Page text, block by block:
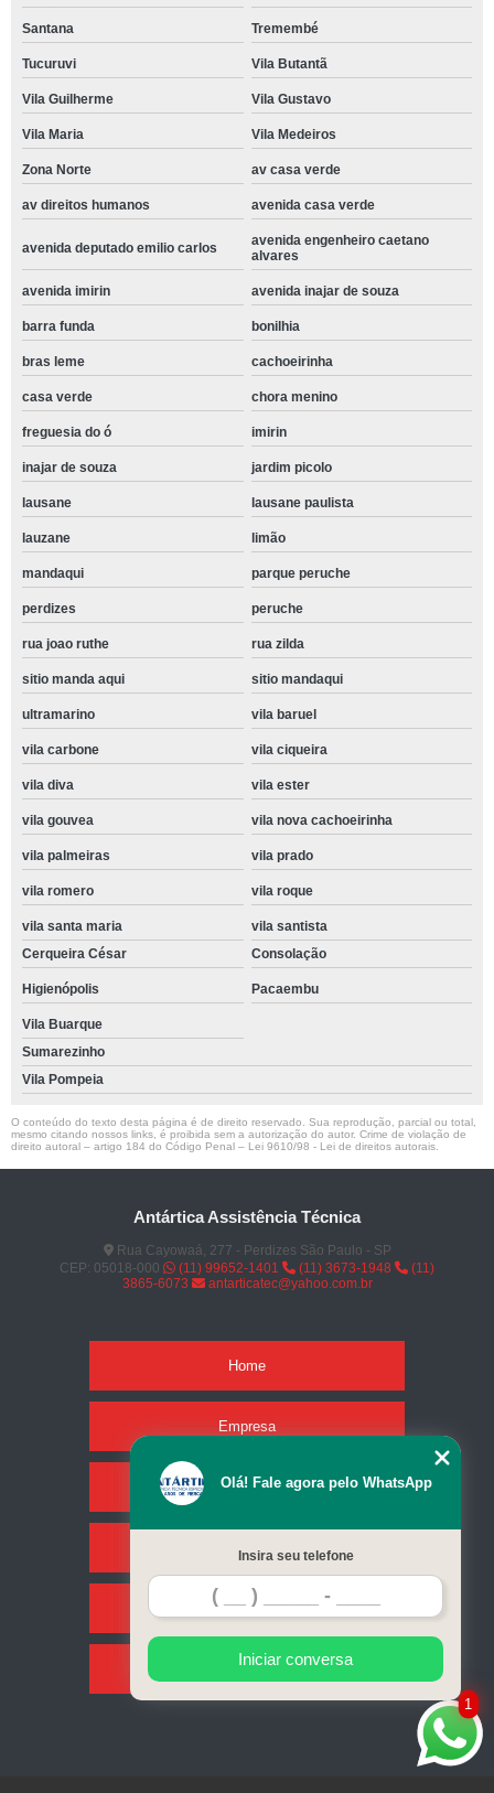
Santana Tremembé
Tucuruvi Vila Butantã
Vila Guilherme Vila Gustavo
Vila Maria Vila Medeiros
Zona Norte av casa verde
av direitos humanos avenida casa verde
avenida deputado emilio carlos
avenida engenheiro caetano
alvares
avenida imirin avenida inajar de souza
barra funda bonilhia
bras leme cachoeirinha
casa verde chora menino
freguesia do ó imirin
inajar de souza jardim picolo
lausane lausane paulista
lauzane limão
mandaqui parque peruche
perdizes peruche
rua joao ruthe rua zilda
sitio manda aqui sitio mandaqui
ultramarino vila baruel
vila carbone vila ciqueira
vila diva vila ester
vila gouvea vila nova cachoeirinha
vila palmeiras vila prado
vila romero vila roque
vila santa maria
vila santista
Cerqueira César
Consolação
Higienópolis Pacaembu
Vila Buarque
Sumarezinho
Vila Pompeia
O conteúdo do texto desta página é de direito reservado. Sua reprodução, parcial ou total,
mesmo citando nossos links, é proibida sem a autorização do autor. Crime de violação de
direito autoral – artigo 184 do Código Penal – Lei 9610/98 - Lei de direitos autorais
Antártica Assistência Técnica
Rua Cayowaá, 277 - Perdizes São Paulo - SP
CEP: 05018-000
(11) 99652-1401 (11) 3673-1948
(11)
3865-6073
antarticatec@yahoo.com.br
Home
Empresa
Missão
Serviços
Contato
Mapa do site
1
Olá! Fale agora pelo WhatsApp
Insira seu telefone
Iniciar conversa